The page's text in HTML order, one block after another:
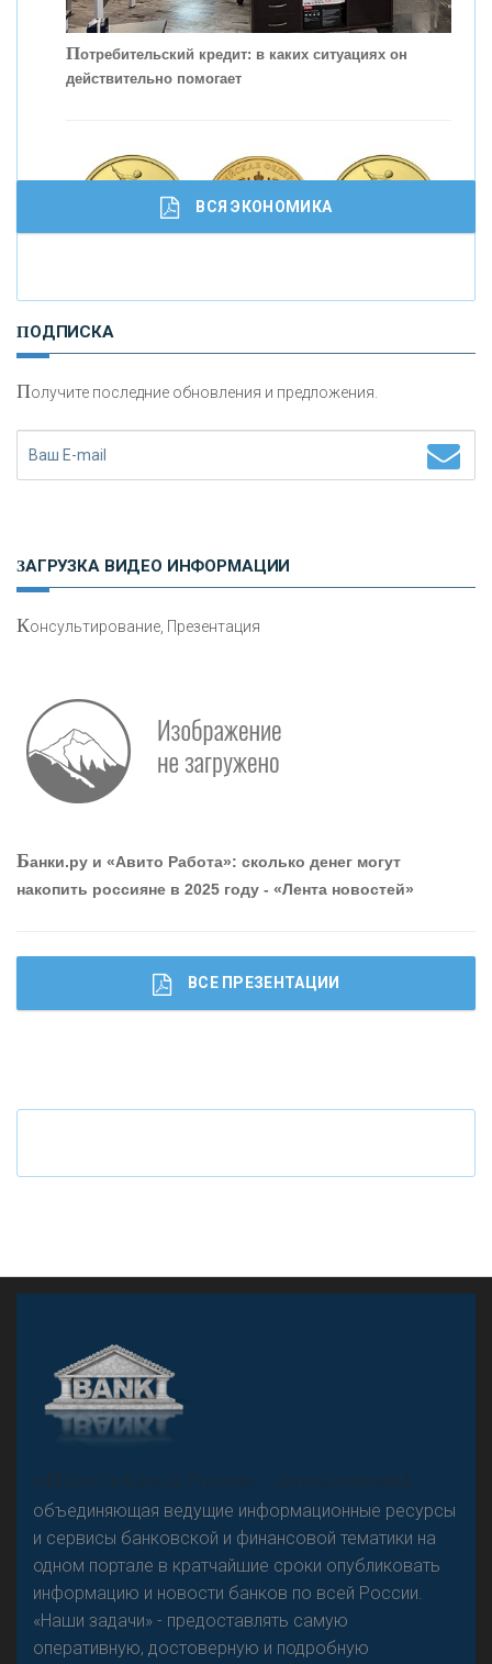
привлечь и удержать персонал - «Интервью»
Резкого разворота на рынке автокредитов не
предвидится - «Интервью»
Потребительский кредит: в каких ситуациях он
действительно помогает
И
сохранения и увеличения капитала
Что будет с наличными деньгами при цифровом
ВСЯ ЭКОНОМИКА
ПОДПИСКА
Получите последние обновления и предложения.
ЗАГРУЗКА ВИДЕО ИНФОРМАЦИИ
Консультирование, Презентация
Банки.ру и «Авито Работа»: сколько денег могут
накопить россияне в 2025 году - «Лента новостей»
ВСЕ ПРЕЗЕНТАЦИИ
«Н
овости Банков России» – группа компаний,
объединяющая ведущие информационные ресурсы
и сервисы банковской и финансовой тематики на
одном портале в кратчайшие сроки опубликовать
информацию и новости банков по всей России.
«Наши задачи» - предоставлять самую
оперативную, достоверную и подробную